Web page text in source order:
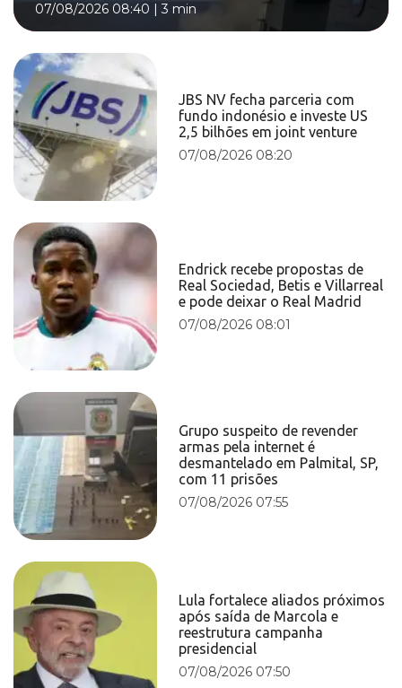
07/08/2026 08:40 |3 min
JBS NV fecha parceria com
fundo indonésio e investe US
2,5 bilhões em joint venture
07/08/2026 08:20
Endrick recebe propostas de
Real Sociedad, Betis e Villarreal
e pode deixar o Real Madrid
07/08/2026 08:01
Grupo suspeito de revender
armas pela internet é
desmantelado em Palmital, SP,
com 11 prisões
07/08/2026 07:55
Lula fortalece aliados próximos
após saída de Marcola e
reestrutura campanha
presidencial
07/08/2026 07:50